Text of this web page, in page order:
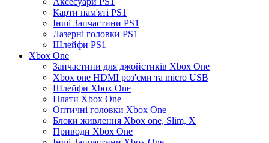
Карти пам'яті PS1
Інші Запчастини PS1
Лазерні головки PS1
Шлейфи PS1
Xbox One
Запчастини для джойстиків Xbox One
Xbox one HDMI роз'єми та micro USB
Шлейфи Xbox One
Плати Xbox One
Оптичні головки Xbox One
Блоки живлення Xbox one, Slim, X
Приводи Xbox One